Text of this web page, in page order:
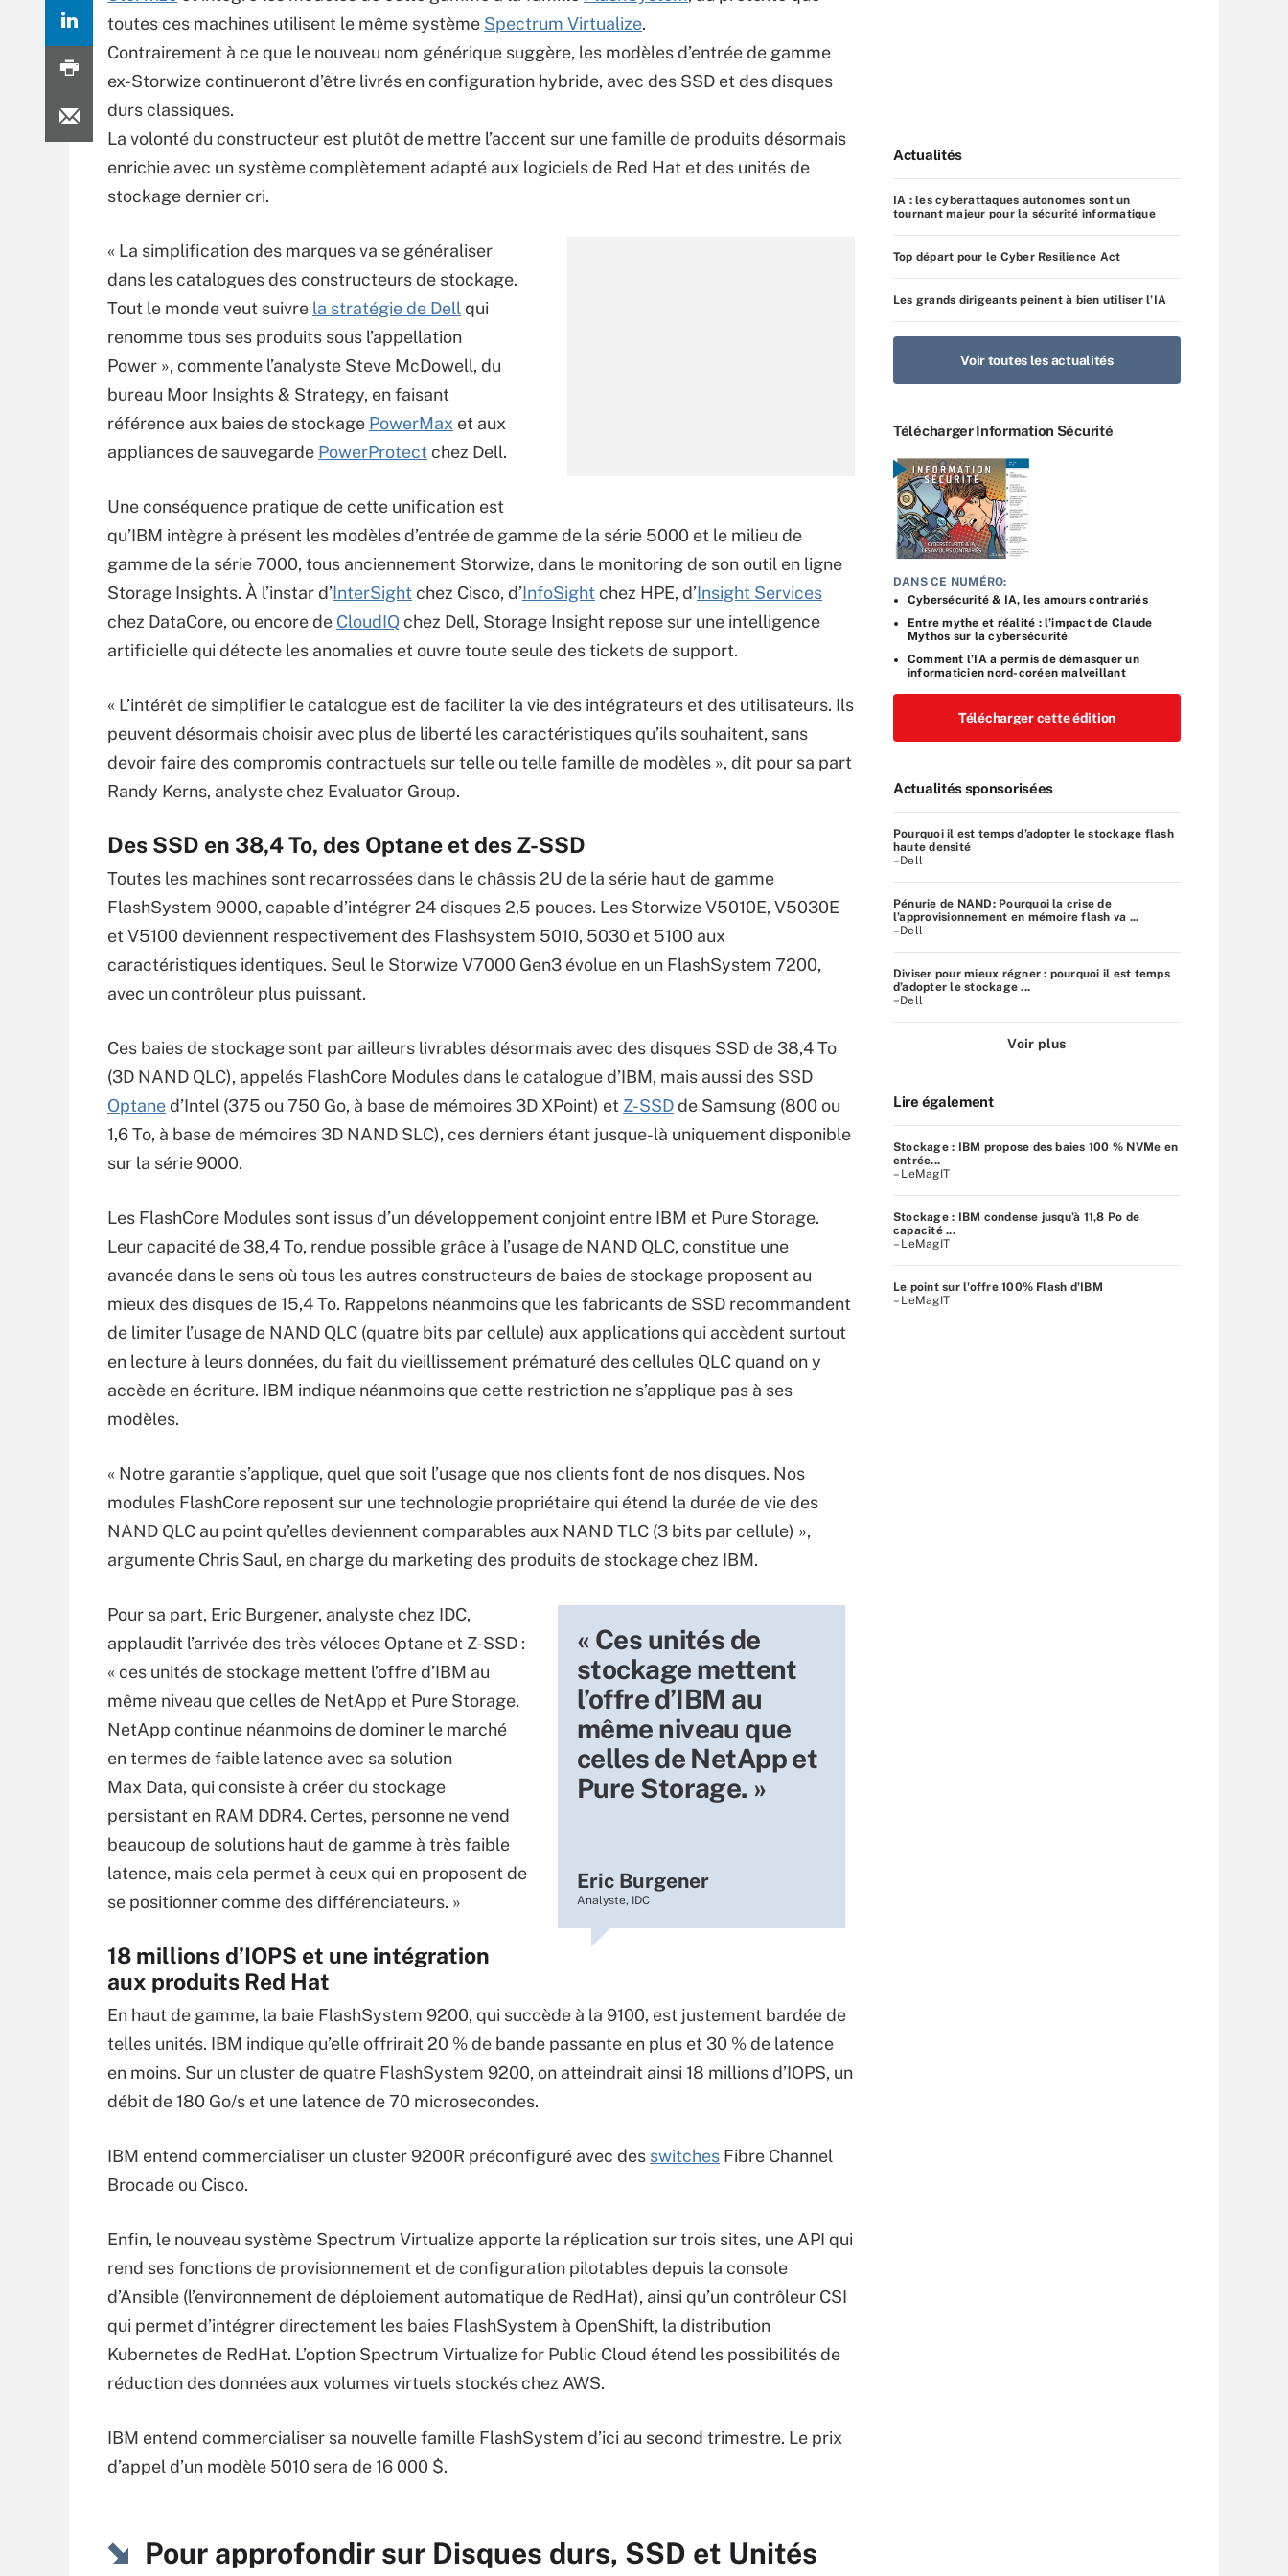
toutes ces machines utilisent le même système Spectrum Virtualize.
Contrairement à ce que le nouveau nom générique suggère, les modèles d’entrée de gamme
ex-Storwize continueront d’être livrés en configuration hybride, avec des SSD et des disques
durs classiques.
La volonté du constructeur est plutôt de mettre l’accent sur une famille de produits désormais
enrichie avec un système complètement adapté aux logiciels de Red Hat et des unités de
stockage dernier cri.
« La simplification des marques va se généraliser
dans les catalogues des constructeurs de stockage.
Tout le monde veut suivre la stratégie de Dell qui
renomme tous ses produits sous l’appellation
Power », commente l’analyste Steve McDowell, du
bureau Moor Insights & Strategy, en faisant
référence aux baies de stockage PowerMax et aux
appliances de sauvegarde PowerProtect chez Dell.
Une conséquence pratique de cette unification est
qu’IBM intègre à présent les modèles d’entrée de gamme de la série 5000 et le milieu de
gamme de la série 7000, tous anciennement Storwize, dans le monitoring de son outil en ligne
Storage Insights. À l’instar d’InterSight chez Cisco, d’InfoSight chez HPE, d’Insight Services
chez DataCore, ou encore de CloudIQchez Dell, Storage Insight repose sur une intelligence
artificielle qui détecte les anomalies et ouvre toute seule des tickets de support.
« L’intérêt de simplifier le catalogue est de faciliter la vie des intégrateurs et des utilisateurs. Ils
peuvent désormais choisir avec plus de liberté les caractéristiques qu’ils souhaitent, sans
devoir faire des compromis contractuels sur telle ou telle famille de modèles », dit pour sa part
Randy Kerns, analyste chez Evaluator Group.
Des SSD en 38,4 To, des Optane et des Z-SSD
Toutes les machines sont recarrossées dans le châssis 2U de la série haut de gamme
FlashSystem 9000, capable d’intégrer 24 disques 2,5 pouces. Les Storwize V5010E, V5030E
et V5100 deviennent respectivement des Flashsystem 5010, 5030 et 5100 aux
caractéristiques identiques. Seul le Storwize V7000 Gen3 évolue en un FlashSystem 7200,
avec un contrôleur plus puissant.
Ces baies de stockage sont par ailleurs livrables désormais avec des disques SSD de 38,4 To
(3D NAND QLC), appelés FlashCore Modules dans le catalogue d’IBM, mais aussi des SSD
Optaned’Intel (375 ou 750 Go, à base de mémoires 3D XPoint) et Z-SSDde Samsung (800 ou
1,6 To, à base de mémoires 3D NAND SLC), ces derniers étant jusque-là uniquement disponible
sur la série 9000.
Les FlashCore Modules sont issus d’un développement conjoint entre IBM et Pure Storage.
Leur capacité de 38,4 To, rendue possible grâce à l’usage de NAND QLC, constitue une
avancée dans le sens où tous les autres constructeurs de baies de stockage proposent au
mieux des disques de 15,4 To. Rappelons néanmoins que les fabricants de SSD recommandent
de limiter l’usage de NAND QLC (quatre bits par cellule) aux applications qui accèdent surtout
en lecture à leurs données, du fait du vieillissement prématuré des cellules QLC quand on y
accède en écriture. IBM indique néanmoins que cette restriction ne s’applique pas à ses
modèles.
« Notre garantie s’applique, quel que soit l’usage que nos clients font de nos disques. Nos
modules FlashCore reposent sur une technologie propriétaire qui étend la durée de vie des
NAND QLC au point qu’elles deviennent comparables aux NAND TLC (3 bits par cellule) »,
argumente Chris Saul, en charge du marketing des produits de stockage chez IBM.
« Ces unités de
stockage mettent
l’offre d’IBM au
même niveau que
celles de NetApp et
Pure Storage. »
Eric Burgener
Analyste, IDC
Pour sa part, Eric Burgener, analyste chez IDC,
applaudit l’arrivée des très véloces Optane et Z-SSD :
« ces unités de stockage mettent l’offre d’IBM au
même niveau que celles de NetApp et Pure Storage.
NetApp continue néanmoins de dominer le marché
en termes de faible latence avec sa solution
Max Data, qui consiste à créer du stockage
persistant en RAM DDR4. Certes, personne ne vend
beaucoup de solutions haut de gamme à très faible
latence, mais cela permet à ceux qui en proposent de
se positionner comme des différenciateurs. »
18 millions d’IOPS et une intégration
aux produits Red Hat
En haut de gamme, la baie FlashSystem 9200, qui succède à la 9100, est justement bardée de
telles unités. IBM indique qu’elle offrirait 20 % de bande passante en plus et 30 % de latence
en moins. Sur un cluster de quatre FlashSystem 9200, on atteindrait ainsi 18 millions d’IOPS, un
débit de 180 Go/s et une latence de 70 microsecondes.
IBM entend commercialiser un cluster 9200R préconfiguré avec des switches Fibre Channel
Brocade ou Cisco.
Enfin, le nouveau système Spectrum Virtualize apporte la réplication sur trois sites, une API qui
rend ses fonctions de provisionnement et de configuration pilotables depuis la console
d’Ansible (l’environnement de déploiement automatique de RedHat), ainsi qu’un contrôleur CSI
qui permet d’intégrer directement les baies FlashSystem à OpenShift, la distribution
Kubernetes de RedHat. L’option Spectrum Virtualize for Public Cloud étend les possibilités de
réduction des données aux volumes virtuels stockés chez AWS.
IBM entend commercialiser sa nouvelle famille FlashSystem d’ici au second trimestre. Le prix
d’appel d’un modèle 5010 sera de 16 000 $.
Pour approfondir sur Disques durs, SSD et Unités
Actualités
IA : les cyberattaques autonomes sont un
tournant majeur pour la sécurité informatique
Top départ pour le Cyber Resilience Act
Les grands dirigeants peinent à bien utiliser l’IA
Voir toutes les actualités
Télécharger Information Sécurité
DANS CE NUMÉRO:
Cybersécurité & IA, les amours contrariés
Entre mythe et réalité : l’impact de Claude
Mythos sur la cybersécurité
Comment l’IA a permis de démasquer un
informaticien nord-coréen malveillant
Télécharger cette édition
Actualités sponsorisées
Pourquoi il est temps d’adopter le stockage flash
haute densité
–Dell
Pénurie de NAND: Pourquoi la crise de
l’approvisionnement en mémoire flash va ...
–Dell
Diviser pour mieux régner : pourquoi il est temps
d’adopter le stockage ...
–Dell
Voir plus
Lire également
Stockage : IBM propose des baies 100 % NVMe en
entrée...
– LeMagIT
Stockage : IBM condense jusqu’à 11,8 Po de
capacité ...
– LeMagIT
Le point sur l'offre 100% Flash d'IBM
– LeMagIT